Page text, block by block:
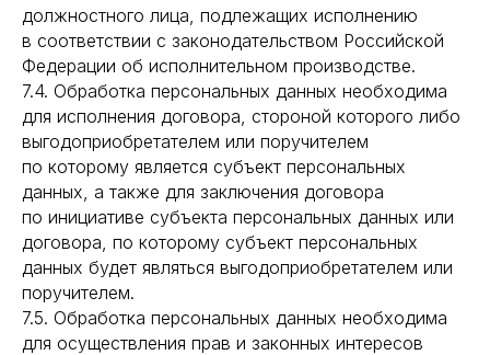
должностного лица, подлежащих исполнению
в соответствии с законодательством Российской
Федерации об исполнительном производстве.
7.4. Обработка персональных данных необходима
для исполнения договора, стороной которого либо
выгодоприобретателем или поручителем
по которому является субъект персональных
данных, а также для заключения договора
по инициативе субъекта персональных данных или
договора, по которому субъект персональных
данных будет являться выгодоприобретателем или
поручителем.
7.5. Обработка персональных данных необходима
для осуществления прав и законных интересов